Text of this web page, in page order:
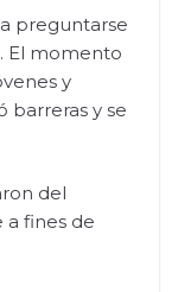
preguntarse
El momento
y
barreras y se
del
fines de